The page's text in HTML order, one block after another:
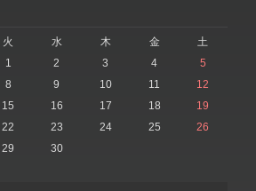
火 水 木 金
土
1
2 3 4
5
8 9 10 11
12
15 16 17 18
19
22 23 24 25
26
29 30